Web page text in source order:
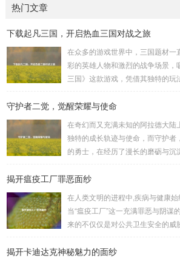
热门文章
下载起凡三国，开启热血三国对战之旅
在众多的游戏世界中，三国题材一
彩的英雄人物和激烈的战争场景，
三国》这款游戏，凭借其独特的玩
何进行起凡三国下载,开启一段热血
以化身为三国时期的知名将领，如
的诸葛亮、忠义双全的关羽等，
陷阵、排兵布阵，游戏中的每一场
守护者二觉，觉醒荣耀与使命
在奇幻而又充满未知的阿拉德大陆
独特的成长轨迹与使命，而守护者
的勇士，在经历了漫长的磨砺与沉
大陆的那一刻起，便肩负着守护的
来自各方的邪恶势力，最初，他们
意志，在一次次战斗中积累着经验
恐怖的地下墓穴，还是在战火纷飞
揭开瘟疫工厂罪恶面纱
在人类文明的进程中,疾病与健康
当“瘟疫工厂”这一充满罪恶与阴谋
来的不仅仅是对公共卫生安全的威
是一些别有用心的势力为了实现其
揭开卡迪达克神秘魅力的面纱